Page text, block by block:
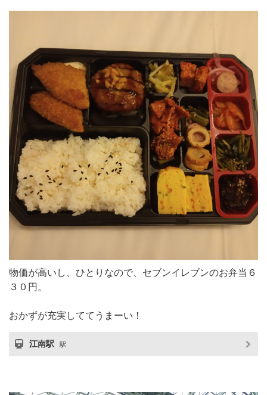
物価が高いし、ひとりなので、セブンイレブンのお弁当６
３０円。
おかずが充実しててうまーい！
江南駅 駅